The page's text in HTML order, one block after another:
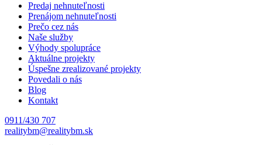
Predaj nehnuteľnosti
Prenájom nehnuteľnosti
Prečo cez nás
Naše služby
Výhody spolupráce
Aktuálne projekty
Úspešne zrealizované projekty
Povedali o nás
Blog
Kontakt
0911/430 707